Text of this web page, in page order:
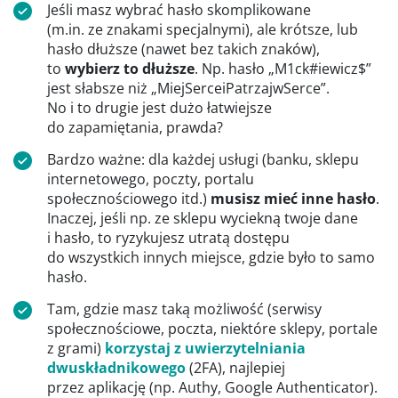
Jeśli masz wybrać hasło skomplikowane
(m.in. ze znakami specjalnymi), ale krótsze, lub
hasło dłuższe (nawet bez takich znaków),
to wybierz to dłuższe. Np. hasło „M1ck#iewicz$”
jest słabsze niż „MiejSerceiPatrzajwSerce”.
No i to drugie jest dużo łatwiejsze
do zapamiętania, prawda?
Bardzo ważne: dla każdej usługi (banku, sklepu
internetowego, poczty, portalu
społecznościowego itd.) musisz mieć inne hasło.
Inaczej, jeśli np. ze sklepu wyciekną twoje dane
i hasło, to ryzykujesz utratą dostępu
do wszystkich innych miejsce, gdzie było to samo
hasło.
Tam, gdzie masz taką możliwość (serwisy
społecznościowe, poczta, niektóre sklepy, portale
z grami) korzystaj z uwierzytelniania
dwuskładnikowego(2FA), najlepiej
przez aplikację (np. Authy, Google Authenticator).